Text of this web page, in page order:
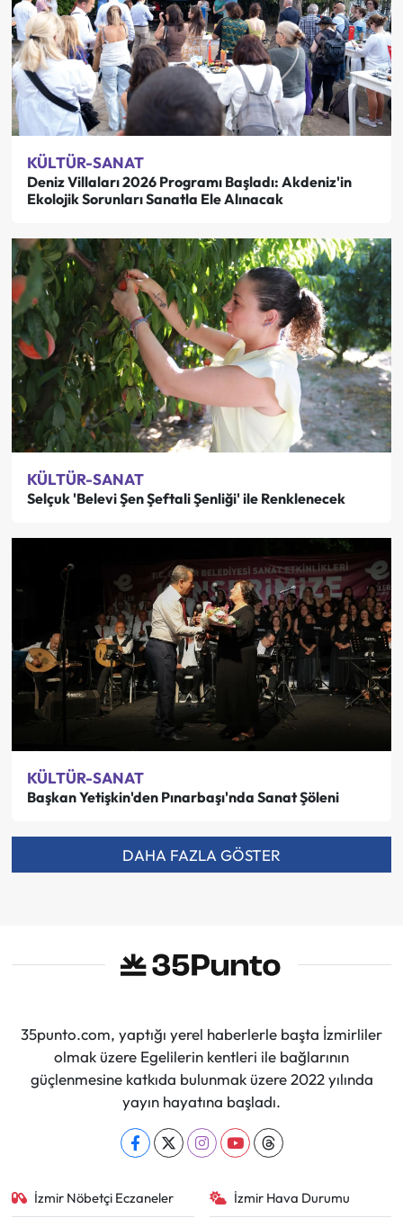
KÜLTÜR-SANAT
Deniz Villaları 2026 Programı Başladı: Akdeniz'in
Ekolojik Sorunları Sanatla Ele Alınacak
KÜLTÜR-SANAT
Selçuk 'Belevi Şen Şeftali Şenliği' ile Renklenecek
KÜLTÜR-SANAT
Başkan Yetişkin'den Pınarbaşı'nda Sanat Şöleni
DAHA FAZLA GÖSTER
35punto.com, yaptığı yerel haberlerle başta İzmirliler
olmak üzere Egelilerin kentleri ile bağlarının
güçlenmesine katkıda bulunmak üzere 2022 yılında
yayın hayatına başladı.
İzmir Nöbetçi Eczaneler İzmir Hava Durumu